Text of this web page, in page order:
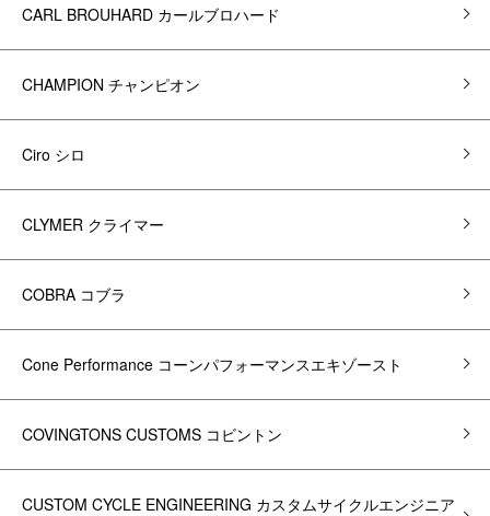
CARL BROUHARD カールブロハード
CHAMPION チャンピオン
Ciro シロ
CLYMER クライマー
COBRA コブラ
Cone Performance コーンパフォーマンスエキゾースト
COVINGTONS CUSTOMS コビントン
CUSTOM CYCLE ENGINEERING カスタムサイクルエンジニア